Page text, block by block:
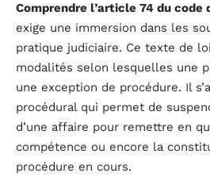
Comprendre l’article 74 du code
exige une immersion dans les
pratique judiciaire. Ce texte de
modalités selon lesquelles une
une exception de procédure. Il
procédural qui permet de
d’une affaire pour remettre en
compétence ou encore la
procédure en cours.